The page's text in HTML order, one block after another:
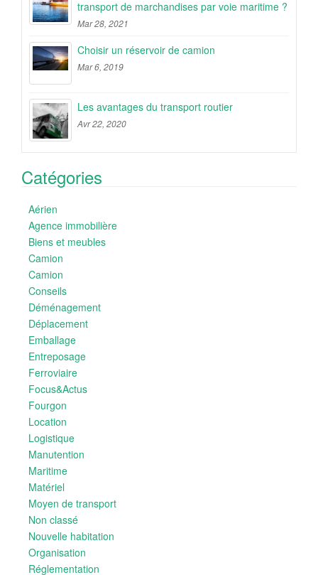
transport de marchandises par voie maritime ?
Mar 28, 2021
Choisir un réservoir de camion
Mar 6, 2019
Les avantages du transport routier
Avr 22, 2020
Catégories
Aérien
Agence immobilière
Biens et meubles
Camion
Camion
Conseils
Déménagement
Déplacement
Emballage
Entreposage
Ferroviaire
Focus&Actus
Fourgon
Location
Logistique
Manutention
Maritime
Matériel
Moyen de transport
Non classé
Nouvelle habitation
Organisation
Réglementation